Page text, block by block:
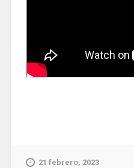
21 febrero, 2023